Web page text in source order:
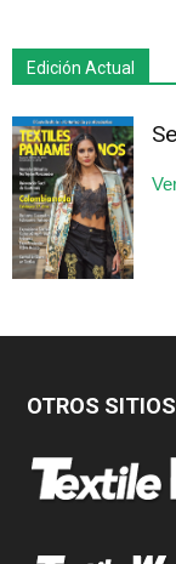
Edición Actual
OTROS SITIOS